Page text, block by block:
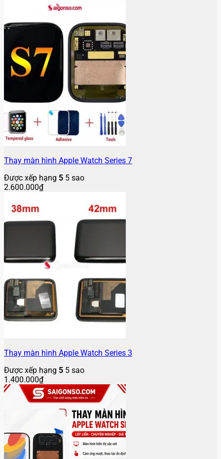
Thay màn hình Apple Watch Series 7
Được xếp hạng 5 5 sao
2.600.000₫
Thay màn hình Apple Watch Series 3
Được xếp hạng 5 5 sao
1.400.000₫